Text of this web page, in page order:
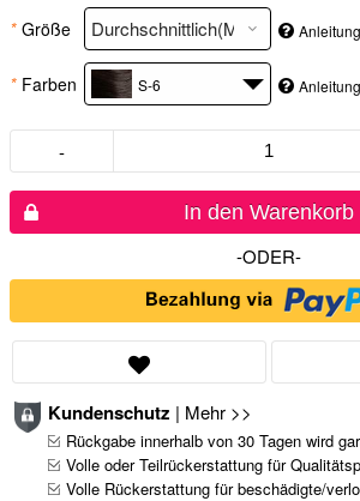
* Größe
* Farben S-6
-
In den Warenkorb
-ODER-
Kundenschutz | Mehr >>
Rückgabe innerhalb von 30 Tagen wird
Volle oder Teilrückerstattung für
Volle Rückerstattung für beschädigte/